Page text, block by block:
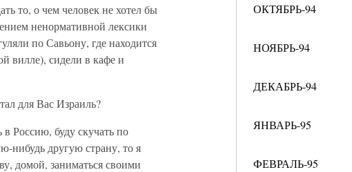
ОКТЯБРЬ-94
НОЯБРЬ-94
ДЕКАБРЬ-94
ЯНВАРЬ-95
ФЕВРАЛЬ-95
то, о чем человек не хотел бы
ненормативной лексики
по Савьону, где находится
вилле), сидели в кафе и
для Вас Израиль?
Россию, буду скучать по
нибудь другую страну, то я
домой, заниматься своими